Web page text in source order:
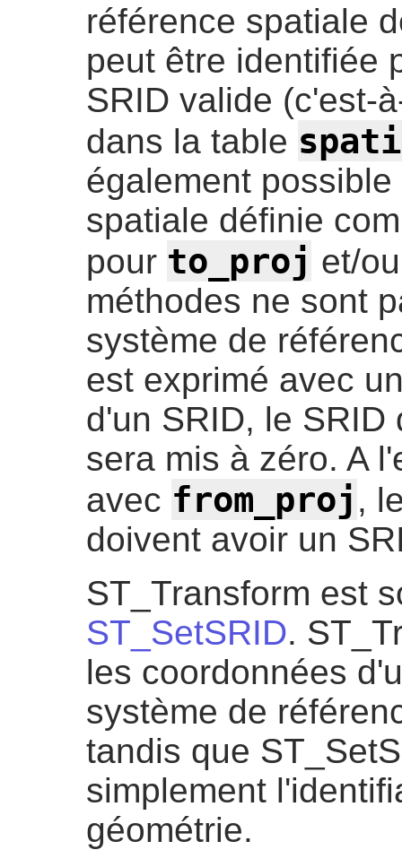
référence spatiale
peut être identifiée
SRID valide (c'est-
dans la table
également
spatiale définie
pour to_proj et/
méthodes ne sont
système de
est exprimé avec
d'un SRID, le
sera mis à zéro. A
avec from_proj ,
doivent avoir un
ST_Transform est
ST_SetSRID.
les coordonnées
système de
tandis que
simplement
géométrie.